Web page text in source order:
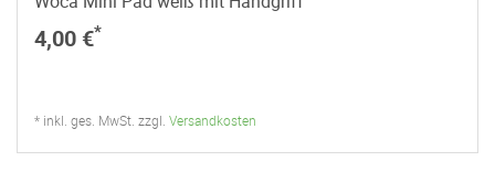
4,00 €*
* inkl. ges. MwSt. zzgl. Versandkosten